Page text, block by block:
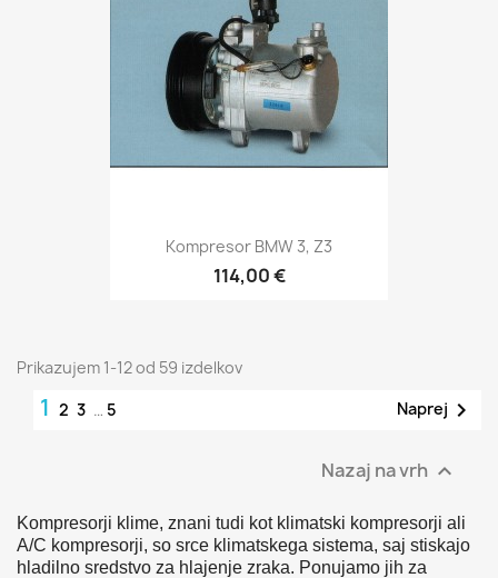
Kompresor BMW 3, Z3
114,00 €
Prikazujem 1-12 od 59 izdelkov
1 2 3 … 5 Naprej 
Nazaj na vrh 
Kompresorji klime, znani tudi kot klimatski kompresorji ali
A/C kompresorji, so srce klimatskega sistema, saj stiskajo
hladilno sredstvo za hlajenje zraka. Ponujamo jih za